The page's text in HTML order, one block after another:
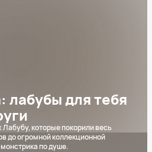
лабубы для тебя
которые покорили весь
до огромной коллекционной
по душе.